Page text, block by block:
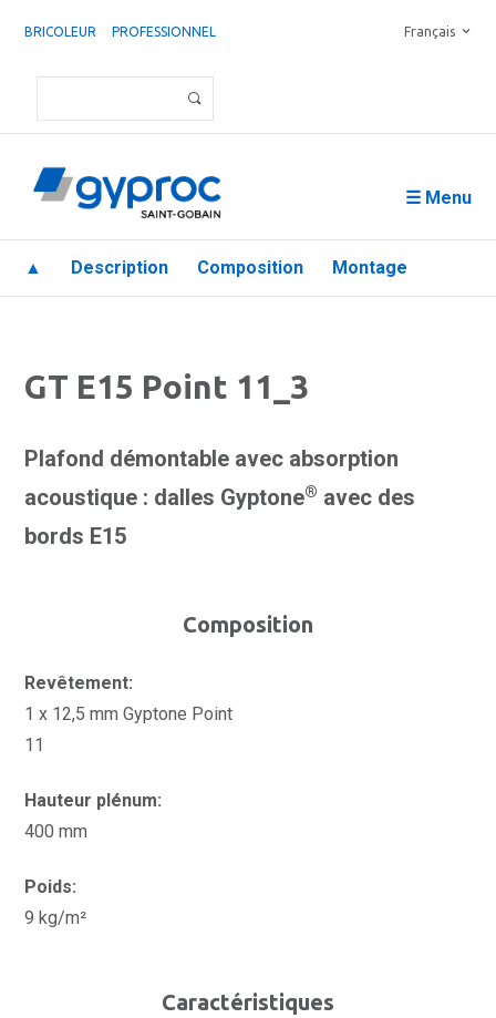
BRICOLEUR PROFESSIONNEL Français
☰ Menu
▲ Description Composition Montage
GT E15 Point 11_3
Plafond démontable avec absorption
acoustique : dalles Gyptone® avec des
bords E15
Composition
Revêtement:
1 x 12,5 mm Gyptone Point
11
Hauteur plénum:
400 mm
Poids:
9 kg/m²
Caractéristiques